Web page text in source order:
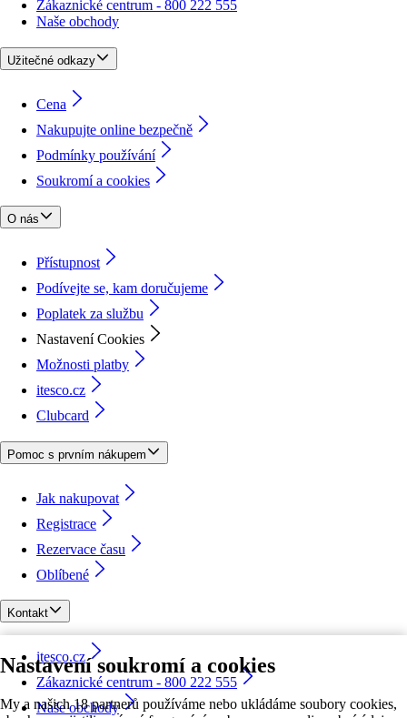
Nastavení soukromí a cookies
My a našich 18 partnerů používáme nebo ukládáme soubory cookies,
Zákaznické centrum - 800 222 555
Naše obchody
Užitečné odkazy
Cena
Nakupujte online bezpečně
Podmínky používání
Soukromí a cookies
O nás
Přístupnost
Podívejte se, kam doručujeme
Poplatek za službu
Nastavení Cookies
Možnosti platby
itesco.cz
Clubcard
Pomoc s prvním nákupem
Jak nakupovat
Registrace
Rezervace času
Oblíbené
Kontakt
itesco.cz
Zákaznické centrum - 800 222 555
Naše obchody